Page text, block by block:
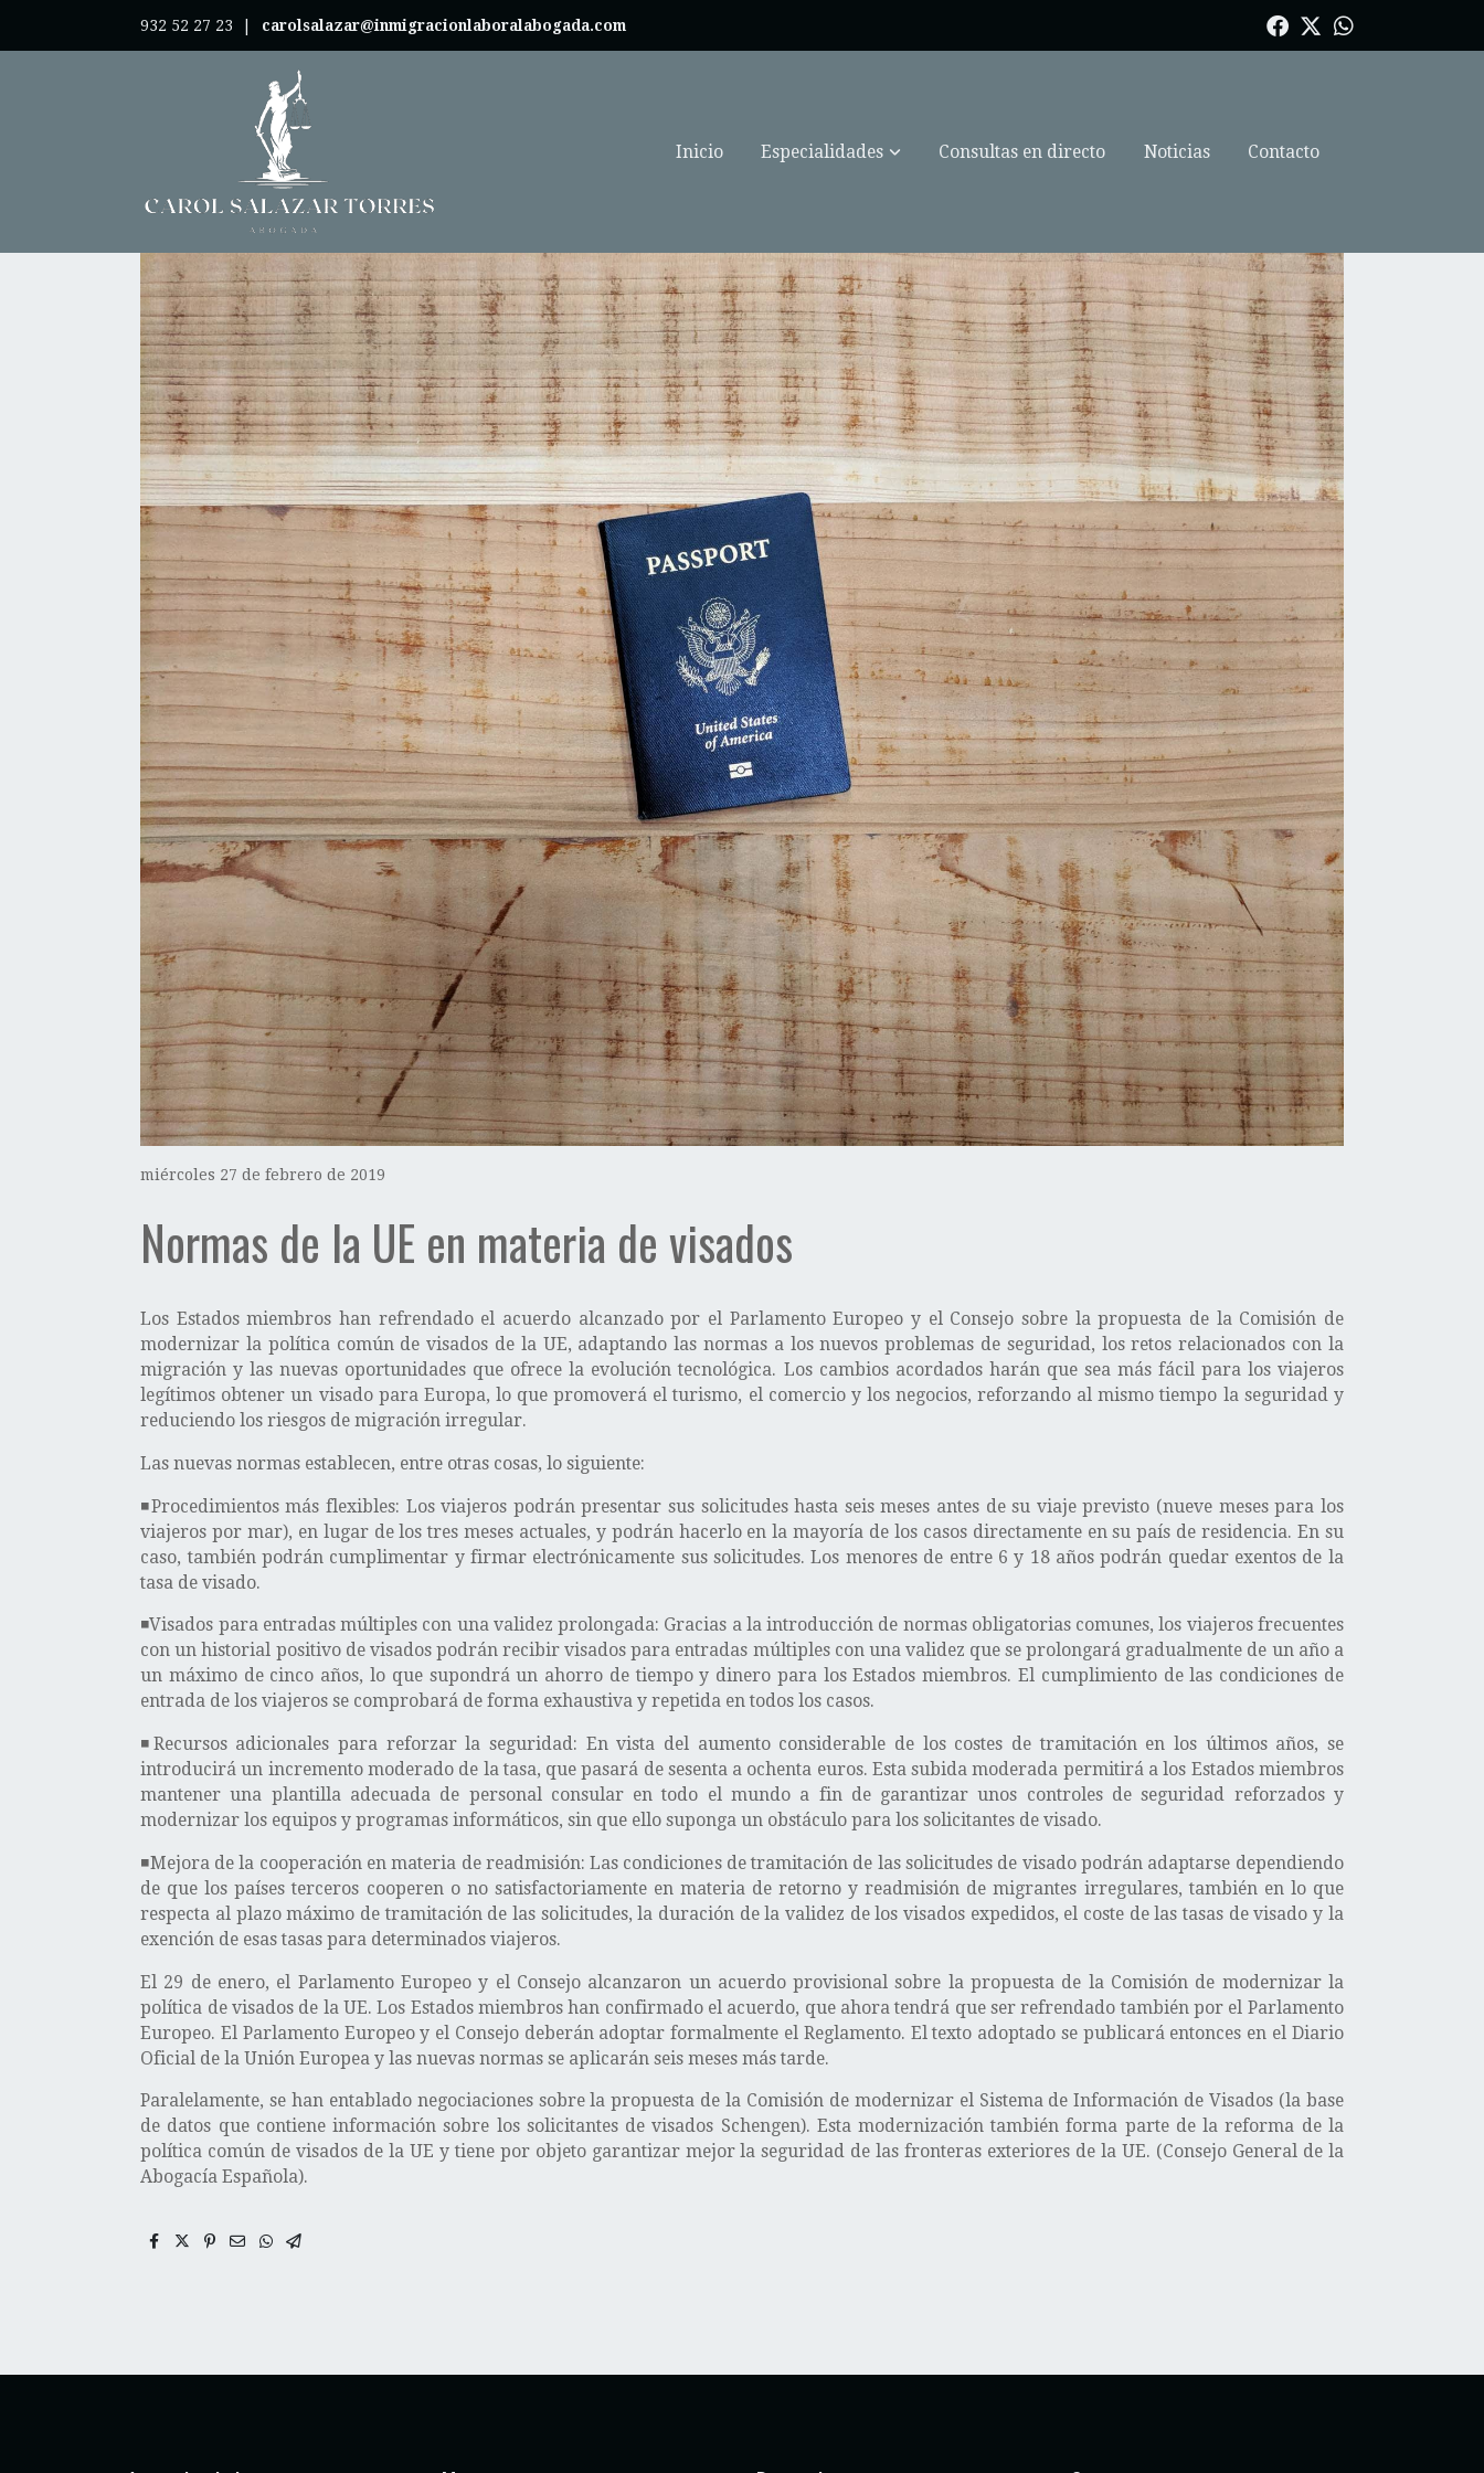
932 52 27 23 carolsalazar@inmigracionlaboralabogada.com
Inicio Especialidades Consultas en directo Noticias Contacto
miércoles 27 de febrero de 2019
Normas de la UE en materia de visados
Los Estados miembros han refrendado el acuerdo alcanzado por el Parlamento Europeo y el Consejo sobre la propuesta de la Comisión de
modernizar la política común de visados de la UE, adaptando las normas a los nuevos problemas de seguridad, los retos relacionados con la
migración y las nuevas oportunidades que ofrece la evolución tecnológica. Los cambios acordados harán que sea más fácil para los viajeros
legítimos obtener un visado para Europa, lo que promoverá el turismo, el comercio y los negocios, reforzando al mismo tiempo la seguridad y
reduciendo los riesgos de migración irregular.
Las nuevas normas establecen, entre otras cosas, lo siguiente:
◾Procedimientos más flexibles: Los viajeros podrán presentar sus solicitudes hasta seis meses antes de su viaje previsto (nueve meses para los
viajeros por mar), en lugar de los tres meses actuales, y podrán hacerlo en la mayoría de los casos directamente en su país de residencia. En su
caso, también podrán cumplimentar y firmar electrónicamente sus solicitudes. Los menores de entre 6 y 18 años podrán quedar exentos de la
tasa de visado.
◾Visados para entradas múltiples con una validez prolongada: Gracias a la introducción de normas obligatorias comunes, los viajeros frecuentes
con un historial positivo de visados podrán recibir visados para entradas múltiples con una validez que se prolongará gradualmente de un año a
un máximo de cinco años, lo que supondrá un ahorro de tiempo y dinero para los Estados miembros. El cumplimiento de las condiciones de
entrada de los viajeros se comprobará de forma exhaustiva y repetida en todos los casos.
◾Recursos adicionales para reforzar la seguridad: En vista del aumento considerable de los costes de tramitación en los últimos años, se
introducirá un incremento moderado de la tasa, que pasará de sesenta a ochenta euros. Esta subida moderada permitirá a los Estados miembros
mantener una plantilla adecuada de personal consular en todo el mundo a fin de garantizar unos controles de seguridad reforzados y
modernizar los equipos y programas informáticos, sin que ello suponga un obstáculo para los solicitantes de visado.
◾Mejora de la cooperación en materia de readmisión: Las condiciones de tramitación de las solicitudes de visado podrán adaptarse dependiendo
de que los países terceros cooperen o no satisfactoriamente en materia de retorno y readmisión de migrantes irregulares, también en lo que
respecta al plazo máximo de tramitación de las solicitudes, la duración de la validez de los visados expedidos, el coste de las tasas de visado y la
exención de esas tasas para determinados viajeros.
El 29 de enero, el Parlamento Europeo y el Consejo alcanzaron un acuerdo provisional sobre la propuesta de la Comisión de modernizar la
política de visados de la UE. Los Estados miembros han confirmado el acuerdo, que ahora tendrá que ser refrendado también por el Parlamento
Europeo. El Parlamento Europeo y el Consejo deberán adoptar formalmente el Reglamento. El texto adoptado se publicará entonces en el Diario
Oficial de la Unión Europea y las nuevas normas se aplicarán seis meses más tarde.
Paralelamente, se han entablado negociaciones sobre la propuesta de la Comisión de modernizar el Sistema de Información de Visados (la base
de datos que contiene información sobre los solicitantes de visados Schengen). Esta modernización también forma parte de la reforma de la
política común de visados de la UE y tiene por objeto garantizar mejor la seguridad de las fronteras exteriores de la UE. (Consejo General de la
Abogacía Española).